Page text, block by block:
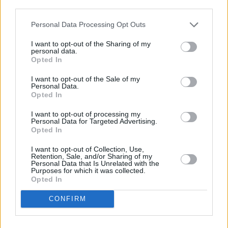
negar su consentimiento. Tenga en cuenta que algún
de su consentimiento, pero usted tiene el derecho de
rechazar tal procesamiento. Sus preferencias se aplicarán
cualquier momento entrando de nuevo en este sitio web o
visitando nuestra política de privacidad.
Personal Data Processing Opt Outs
I want to opt-out of the Sharing of my
personal data.
Opted In
I want to opt-out of the Sale of my
Personal Data.
Opted In
I want to opt-out of processing my
Personal Data for Targeted Advertising.
Opted In
I want to opt-out of Collection, Use,
Retention, Sale, and/or Sharing of my
Personal Data that Is Unrelated with the
Purposes for which it was collected.
Opted In
CONFIRM